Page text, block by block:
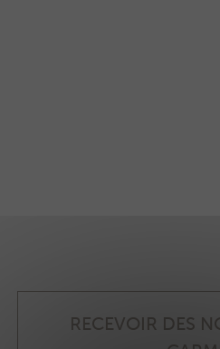
RECEVOIR DES